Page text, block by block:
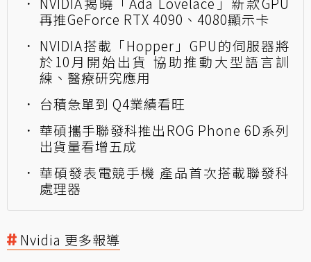
再推GeForce RTX 4090、4080顯示卡
NVIDIA搭載「Hopper」GPU的伺服器將
於10月開始出貨 協助推動大型語言訓
練、醫療研究應用
台積急單到 Q4業績看旺
華碩攜手聯發科推出ROG Phone 6D系列
出貨量看增五成
華碩發表電競手機 產品首次搭載聯發科
處理器
Nvidia 更多報導